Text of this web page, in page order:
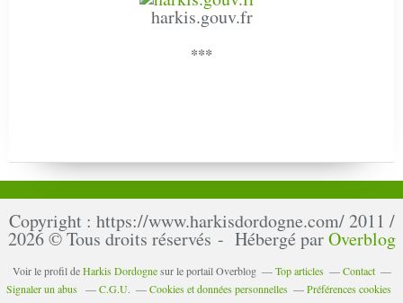
harkis.gouv.fr
***
Copyright : https://www.harkisdordogne.com/ 2011 /
2026 © Tous droits réservés - Hébergé parOverblog
Voir le profil deHarkis Dordognesur le portail Overblog Top articles
Contact
Signaler un abus
C.G.U. Cookies et données personnelles Préférences cookies